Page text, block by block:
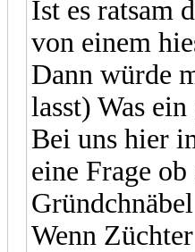
Ist es ratsam
von einem
Dann würde
lasst) Was
Bei uns hier
eine Frage
Wenn